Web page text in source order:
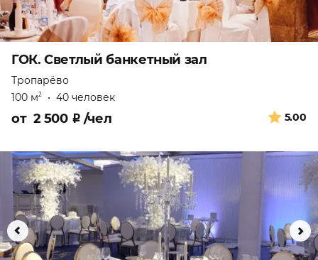
ГОК. Светлый банкетный зал
Тропарёво
100 м2 • 40 человек
5.00
от 2 500 ₽ /чел